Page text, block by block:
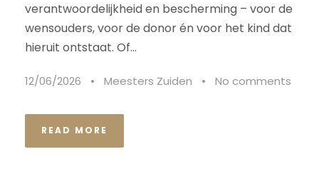
verantwoordelijkheid en bescherming – voor de
wensouders, voor de donor én voor het kind dat
hieruit ontstaat. Of...
12/06/2026 • Meesters Zuiden • No comments
READ MORE